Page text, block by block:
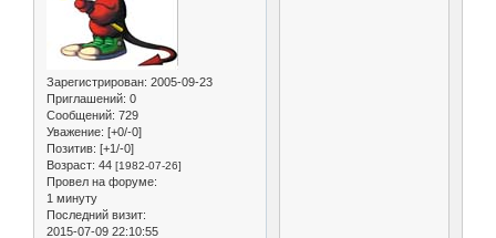
Зарегистрирован: 2005-09-23
Приглашений: 0
Сообщений: 729
Уважение: [+0/-0]
Позитив: [+1/-0]
Возраст: 44 [1982-07-26]
Провел на форуме:
1 минуту
Последний визит:
2015-07-09 22:10:55